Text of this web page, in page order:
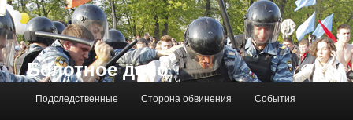
Болотное дело
Подследственные Сторона обвинения События